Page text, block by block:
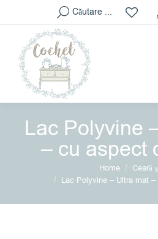
Search:Căutare ...
Lac Polyvine
– cu aspect
Home
Ceară
Lac Polyvine – Ultra mat